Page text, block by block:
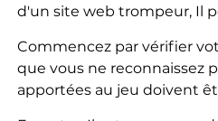
d'un site web trompeur, Il
Commencez par vérifier
que vous ne reconnaissez
apportées au jeu doivent